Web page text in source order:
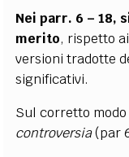
Nei parr. 6 – 18,
merito, rispetto
versioni tradotte
significativi.
Sul corretto
controversia(par